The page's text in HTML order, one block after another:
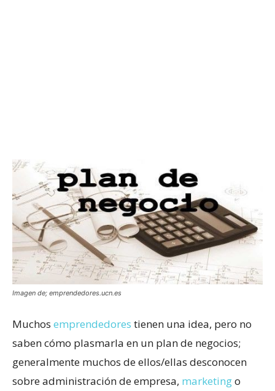
Imagen de; emprendedores.ucn.es
Muchos emprendedores tienen una idea, pero no
saben cómo plasmarla en un plan de negocios;
generalmente muchos de ellos/ellas desconocen
sobre administración de empresa, marketingo